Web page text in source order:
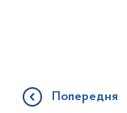
Попередня